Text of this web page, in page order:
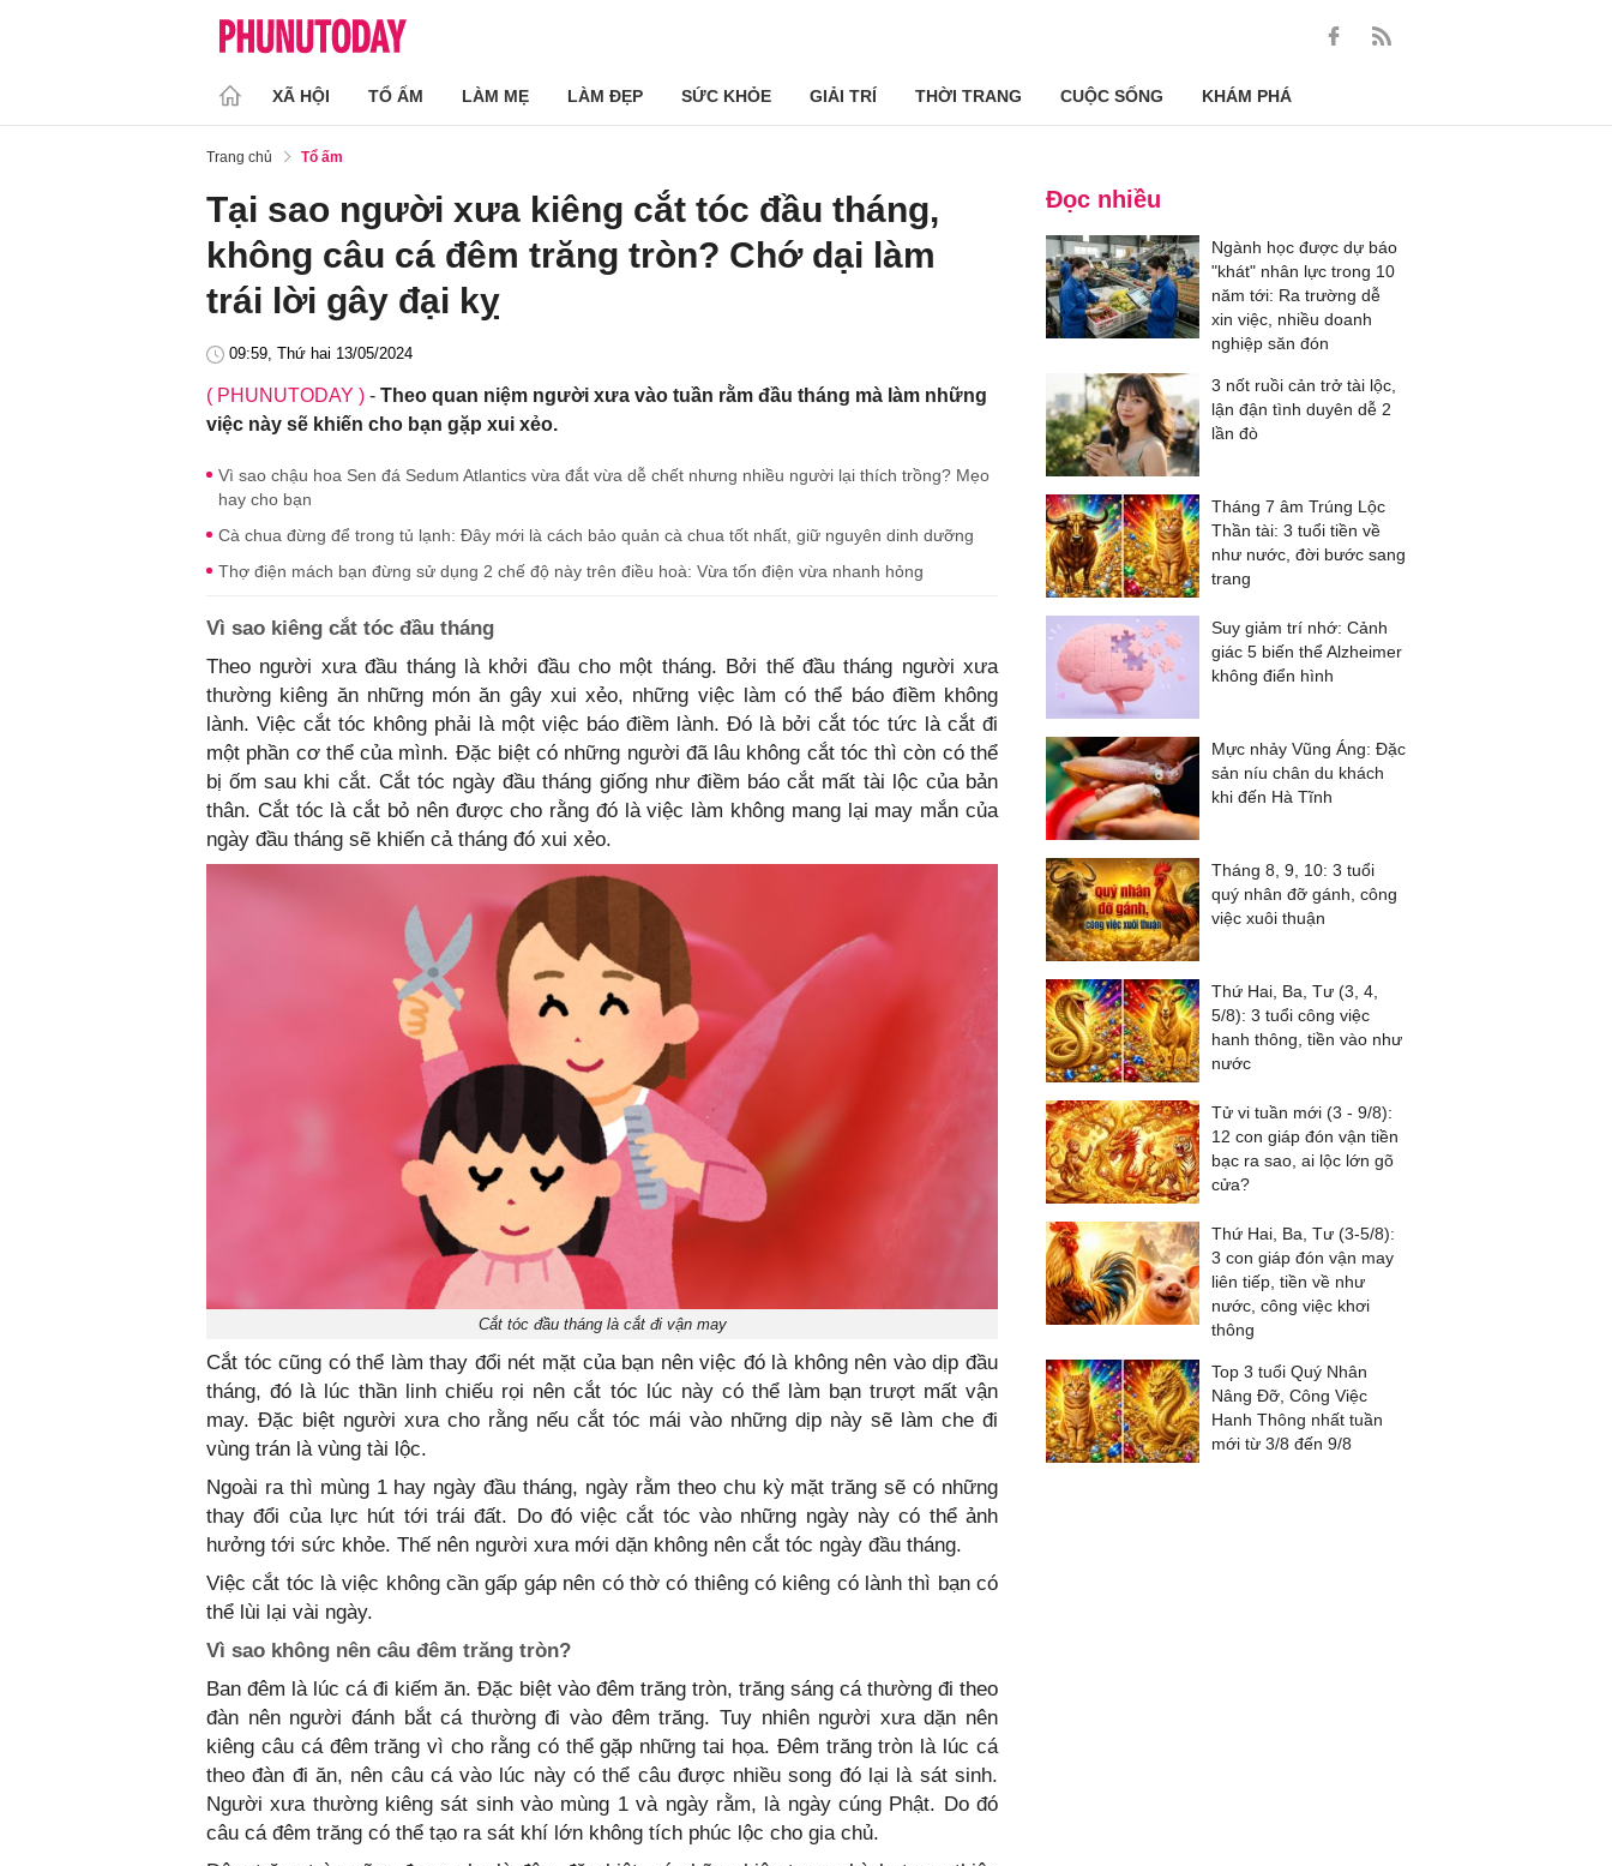
XÃ HỘI TỔ ẤM LÀM MẸ LÀM ĐẸP SỨC KHỎE GIẢI TRÍ THỜI TRANG CUỘC SỐNG KHÁM PHÁ
Trang chủ Tổ ấm
Tại sao người xưa kiêng cắt tóc đầu tháng,
không câu cá đêm trăng tròn? Chớ dại làm
trái lời gây đại kỵ
09:59, Thứ hai 13/05/2024
( PHUNUTODAY ) - Theo quan niệm người xưa vào tuần rằm đầu tháng mà làm những
việc này sẽ khiến cho bạn gặp xui xẻo.
Vì sao chậu hoa Sen đá Sedum Atlantics vừa đắt vừa dễ chết nhưng nhiều người lại thích trồng? Mẹo
hay cho bạn
Cà chua đừng để trong tủ lạnh: Đây mới là cách bảo quản cà chua tốt nhất, giữ nguyên dinh dưỡng
Thợ điện mách bạn đừng sử dụng 2 chế độ này trên điều hoà: Vừa tốn điện vừa nhanh hỏng
Vì sao kiêng cắt tóc đầu tháng
Theo người xưa đầu tháng là khởi đầu cho một tháng. Bởi thế đầu tháng người xưa
thường kiêng ăn những món ăn gây xui xẻo, những việc làm có thể báo điềm không
lành. Việc cắt tóc không phải là một việc báo điềm lành. Đó là bởi cắt tóc tức là cắt đi
một phần cơ thể của mình. Đặc biệt có những người đã lâu không cắt tóc thì còn có thể
bị ốm sau khi cắt. Cắt tóc ngày đầu tháng giống như điềm báo cắt mất tài lộc của bản
thân. Cắt tóc là cắt bỏ nên được cho rằng đó là việc làm không mang lại may mắn của
ngày đầu tháng sẽ khiến cả tháng đó xui xẻo.
Cắt tóc đầu tháng là cắt đi vận may
Cắt tóc cũng có thể làm thay đổi nét mặt của bạn nên việc đó là không nên vào dịp đầu
tháng, đó là lúc thần linh chiếu rọi nên cắt tóc lúc này có thể làm bạn trượt mất vận
may. Đặc biệt người xưa cho rằng nếu cắt tóc mái vào những dịp này sẽ làm che đi
vùng trán là vùng tài lộc.
Ngoài ra thì mùng 1 hay ngày đầu tháng, ngày rằm theo chu kỳ mặt trăng sẽ có những
thay đổi của lực hút tới trái đất. Do đó việc cắt tóc vào những ngày này có thể ảnh
hưởng tới sức khỏe. Thế nên người xưa mới dặn không nên cắt tóc ngày đầu tháng.
Việc cắt tóc là việc không cần gấp gáp nên có thờ có thiêng có kiêng có lành thì bạn có
thể lùi lại vài ngày.
Vì sao không nên câu đêm trăng tròn?
Ban đêm là lúc cá đi kiếm ăn. Đặc biệt vào đêm trăng tròn, trăng sáng cá thường đi theo
đàn nên người đánh bắt cá thường đi vào đêm trăng. Tuy nhiên người xưa dặn nên
kiêng câu cá đêm trăng vì cho rằng có thể gặp những tai họa. Đêm trăng tròn là lúc cá
theo đàn đi ăn, nên câu cá vào lúc này có thể câu được nhiều song đó lại là sát sinh.
Người xưa thường kiêng sát sinh vào mùng 1 và ngày rằm, là ngày cúng Phật. Do đó
câu cá đêm trăng có thể tạo ra sát khí lớn không tích phúc lộc cho gia chủ.
Đọc nhiều
Ngành học được dự báo
"khát" nhân lực trong 10
năm tới: Ra trường dễ
xin việc, nhiều doanh
nghiệp săn đón
3 nốt ruồi cản trở tài lộc,
lận đận tình duyên dễ 2
lần đò
Tháng 7 âm Trúng Lộc
Thần tài: 3 tuổi tiền về
như nước, đời bước sang
trang
Suy giảm trí nhớ: Cảnh
giác 5 biến thể Alzheimer
không điển hình
Mực nhảy Vũng Áng: Đặc
sản níu chân du khách
khi đến Hà Tĩnh
Tháng 8, 9, 10: 3 tuổi
quý nhân đỡ gánh, công
việc xuôi thuận
Thứ Hai, Ba, Tư (3, 4,
5/8): 3 tuổi công việc
hanh thông, tiền vào như
nước
Tử vi tuần mới (3 - 9/8):
12 con giáp đón vận tiền
bạc ra sao, ai lộc lớn gõ
cửa?
Thứ Hai, Ba, Tư (3-5/8):
3 con giáp đón vận may
liên tiếp, tiền về như
nước, công việc khơi
thông
Top 3 tuổi Quý Nhân
Nâng Đỡ, Công Việc
Hanh Thông nhất tuần
mới từ 3/8 đến 9/8